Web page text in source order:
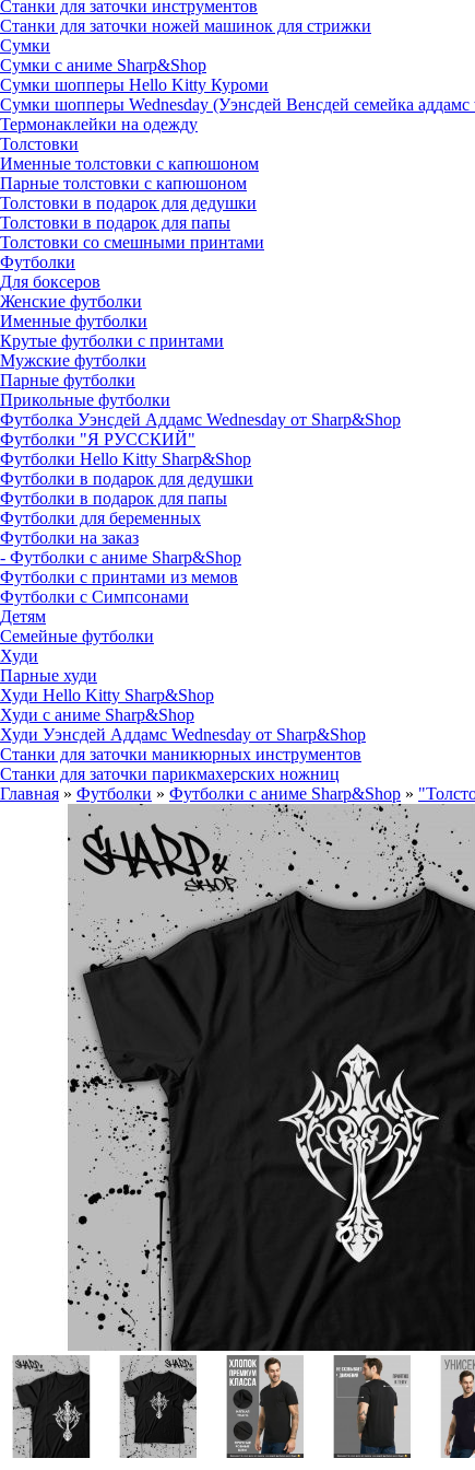
Станки для заточки инструментов
Станки для заточки ножей машинок для стрижки
Сумки
Сумки с аниме Sharp&Shop
Сумки шопперы Hello Kitty Куроми
Сумки шопперы Wednesday (Уэнсдей Венсдей семейка аддамс
Термонаклейки на одежду
Толстовки
Именные толстовки с капюшоном
Парные толстовки с капюшоном
Толстовки в подарок для дедушки
Толстовки в подарок для папы
Толстовки со смешными принтами
Футболки
Для боксеров
Женские футболки
Именные футболки
Крутые футболки с принтами
Мужские футболки
Парные футболки
Прикольные футболки
Футболка Уэнсдей Аддамс Wednesday от Sharp&Shop
Футболки "Я РУССКИЙ"
Футболки Hello Kitty Sharp&Shop
Футболки в подарок для дедушки
Футболки в подарок для папы
Футболки для беременных
Футболки на заказ
- Футболки с аниме Sharp&Shop
Футболки с принтами из мемов
Футболки с Симпсонами
Детям
Семейные футболки
Худи
Парные худи
Худи Hello Kitty Sharp&Shop
Худи с аниме Sharp&Shop
Худи Уэнсдей Аддамс Wednesday от Sharp&Shop
Станки для заточки маникюрных инструментов
Станки для заточки парикмахерских ножниц
Главная » Футболки » Футболки с аниме Sharp&Shop »